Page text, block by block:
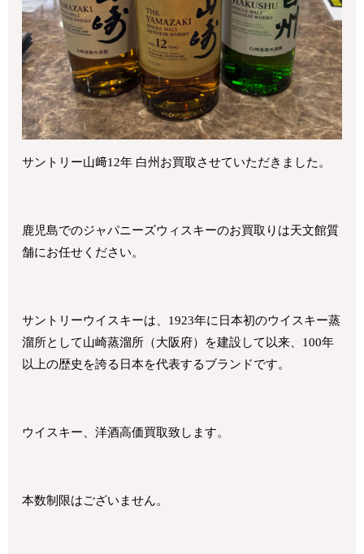
サントリー山﨑12年 白州お買取させていただきました。
鹿児島でのジャパニーズウィスキーのお買取りは天文館質
舗にお任せください。
サントリーウイスキーは、1923年に日本初のウイスキー蒸
溜所として山崎蒸溜所（大阪府）を建設して以来、100年
以上の歴史を誇る日本を代表するブランドです。
ウイスキー、洋酒高価買取致します。
本数制限はございません。